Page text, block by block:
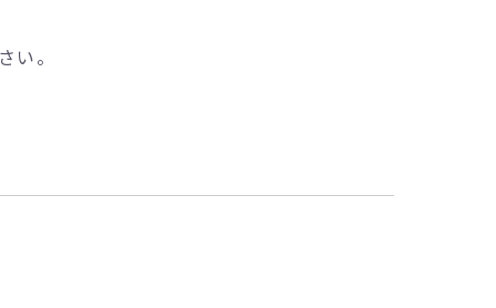
。